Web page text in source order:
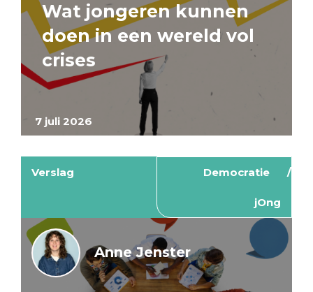
7 juli 2026
Wat jongeren kunnen
doen in een wereld vol
crises
Verslag Democratie
jOng
Anne Jenster